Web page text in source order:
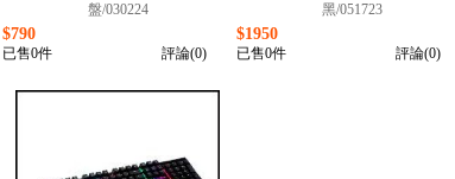
盤/030224
$790
已售0件 評論(0)
黑/051723
$1950
已售0件 評論(0)